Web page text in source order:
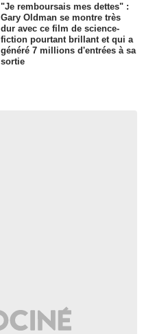
"Je remboursais mes dettes" :
Gary Oldman se montre très
dur avec ce film de science-
fiction pourtant brillant et qui a
généré 7 millions d'entrées à sa
sortie